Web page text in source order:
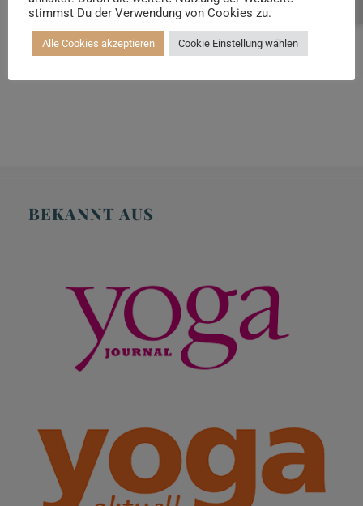
999,00 €
BEKANNT AUS
stimmst Du der Verwendung von Cookies zu.
Alle Cookies akzeptieren Cookie Einstellung wählen